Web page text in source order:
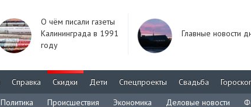
О чём писали газеты
Калининграда в 1991
году
Главные новости
Справка Скидки Дети Спецпроекты Свадьба
Политика Происшествия Экономика Деловые новости